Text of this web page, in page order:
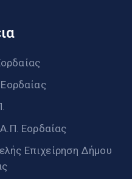
Εορδαίας
Επιχείρηση Δήμου